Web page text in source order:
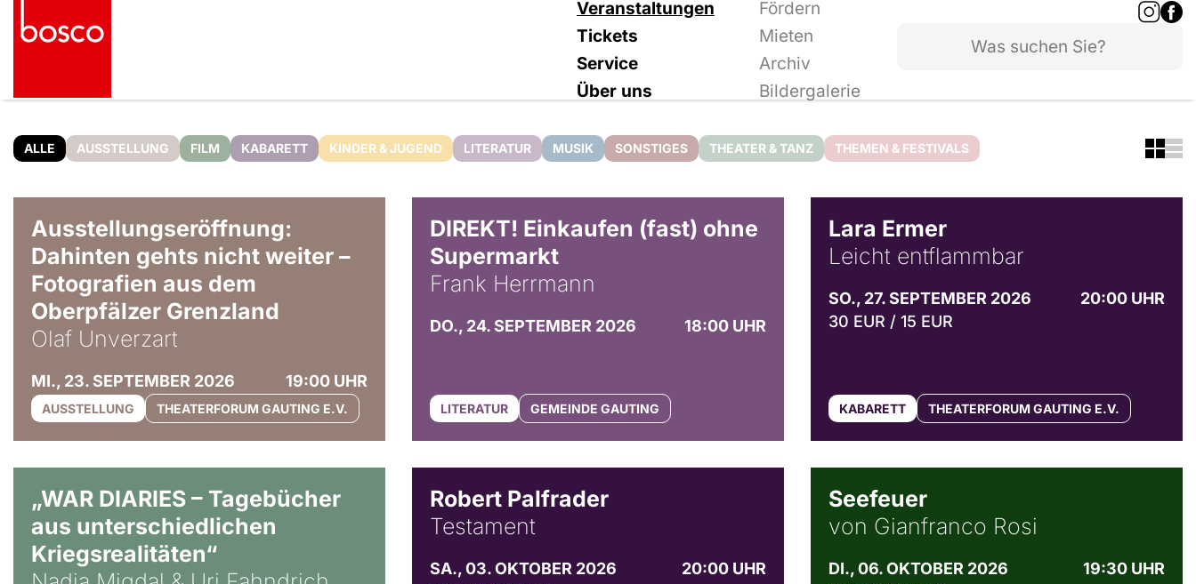
Veranstaltungen
Fördern
Tickets
Mieten
Service
Archiv
Über uns
Bildergalerie
ALLE AUSSTELLUNG FILM KABARETT KINDER & JUGEND LITERATUR MUSIK SONSTIGES THEATER & TANZ THEMEN & FESTIVALS
Ausstellungseröffnung:
Dahinten gehts nicht weiter –
Fotografien aus dem
Oberpfälzer Grenzland
Olaf Unverzart
MI., 23. SEPTEMBER 2026 19:00 UHR
AUSSTELLUNG THEATERFORUM GAUTING E.V.
DIREKT! Einkaufen (fast) ohne
Supermarkt
Frank Herrmann
DO., 24. SEPTEMBER 2026 18:00 UHR
LITERATUR GEMEINDE GAUTING
Lara Ermer
Leicht entflammbar
SO., 27. SEPTEMBER 2026
20:00 UHR
30 EUR / 15 EUR
KABARETT THEATERFORUM GAUTING E.V.
„WAR DIARIES – Tagebücher
aus unterschiedlichen
Kriegsrealitäten“
Robert Palfrader
Testament
SA., 03. OKTOBER 2026
20:00 UHR
Seefeuer
von Gianfranco Rosi
DI., 06. OKTOBER 2026
19:30 UHR